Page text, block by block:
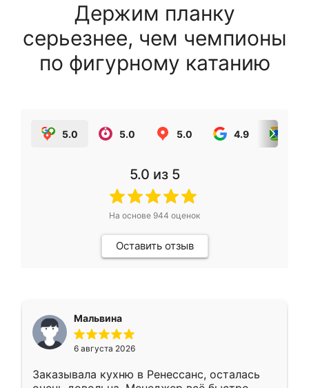
Держим планку
серьезнее, чем чемпионы
по фигурному катанию
5.0 5.0 5.0 4.9
5.0 из 5
На основе 944 оценок
Оставить отзыв
Мальвина
6 августа 2026
Заказывала кухню в Ренессанс, осталась